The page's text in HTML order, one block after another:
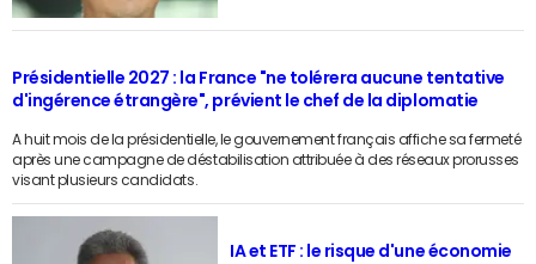
Présidentielle 2027 : la France "ne tolérera aucune tentative
d'ingérence étrangère", prévient le chef de la diplomatie
A huit mois de la présidentielle, le gouvernement français affiche sa fermeté
après une campagne de déstabilisation attribuée à des réseaux prorusses
visant plusieurs candidats.
IA et ETF : le risque d'une économie